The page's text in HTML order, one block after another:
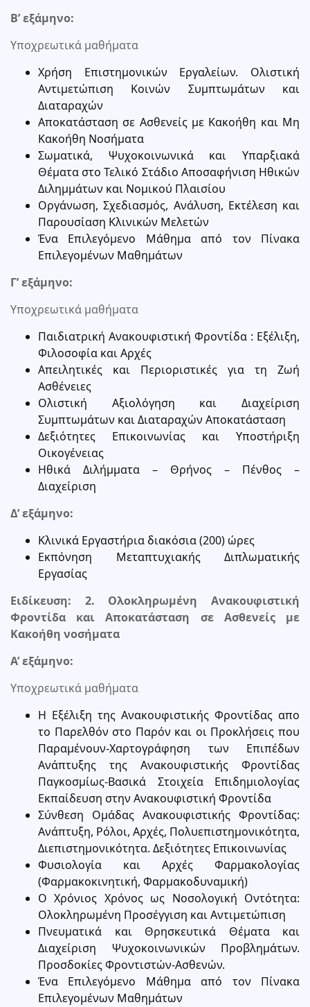
Β’ εξάμηνο:
Υποχρεωτικά μαθήματα
Χρήση Επιστημονικών Εργαλείων. Ολιστική
Aντιμετώπιση Κοινών Συμπτωμάτων και
Διαταραχών
Αποκατάσταση σε Ασθενείς με Κακοήθη και Μη
Κακοήθη Νοσήματα
Σωματικά, Ψυχοκοινωνικά και Υπαρξιακά
Θέματα στο Τελικό Στάδιο Αποσαφήνιση Ηθικών
Διλημμάτων και Νομικού Πλαισίου
Οργάνωση, Σχεδιασμός, Ανάλυση, Εκτέλεση και
Παρουσίαση Κλινικών Μελετών
Ένα Επιλεγόμενο Μάθημα από τον Πίνακα
Επιλεγομένων Μαθημάτων
Γ’ εξάμηνο:
Υποχρεωτικά μαθήματα
Παιδιατρική Ανακουφιστική Φροντίδα : Εξέλιξη,
Φιλοσοφία και Αρχές
Απειλητικές και Περιοριστικές για τη Ζωή
Ασθένειες
Ολιστική Αξιολόγηση και Διαχείριση
Συμπτωμάτων και Διαταραχών Αποκατάσταση
Δεξιότητες Επικοινωνίας και Υποστήριξη
Οικογένειας
Ηθικά Διλήμματα – Θρήνος – Πένθος –
Διαχείριση
Δ’ εξάμηνο:
Κλινικά Εργαστήρια διακόσια (200) ώρες
Εκπόνηση Μεταπτυχιακής Διπλωματικής
Εργασίας
Ειδίκευση: 2. Ολοκληρωμένη Ανακουφιστική
Φροντίδα και Αποκατάσταση σε Ασθενείς με
Κακοήθη νοσήματα
Α’ εξάμηνο:
Υποχρεωτικά μαθήματα
Η Εξέλιξη της Ανακουφιστικής Φροντίδας απο
το Παρελθόν στο Παρόν και οι Προκλήσεις που
Παραμένουν-Χαρτογράφηση των Επιπέδων
Ανάπτυξης της Ανακουφιστικής Φροντίδας
Παγκοσμίως-Βασικά Στοιχεία Επιδημιολογίας
Εκπαίδευση στην Ανακουφιστική Φροντίδα
Σύνθεση Ομάδας Ανακουφιστικής Φροντίδας:
Ανάπτυξη, Ρόλοι, Αρχές, Πολυεπιστημονικότητα,
Διεπιστημονικότητα. Δεξιότητες Επικοινωνίας
Φυσιολογία και Αρχές Φαρμακολογίας
(Φαρμακοκινητική, Φαρμακοδυναμική)
Ο Χρόνιος Χρόνος ως Νοσολογική Οντότητα:
Ολοκληρωμένη Προσέγγιση και Αντιμετώπιση
Πνευματικά και Θρησκευτικά Θέματα και
Διαχείριση Ψυχοκοινωνικών Προβλημάτων.
Προσδοκίες Φροντιστών-Ασθενών.
Ένα Επιλεγόμενο Μάθημα από τον Πίνακα
Επιλεγομένων Μαθημάτων